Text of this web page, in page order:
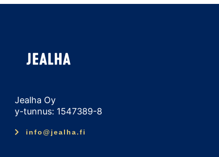
Jealha Oy
y-tunnus: 1547389-8
info@jealha.fi